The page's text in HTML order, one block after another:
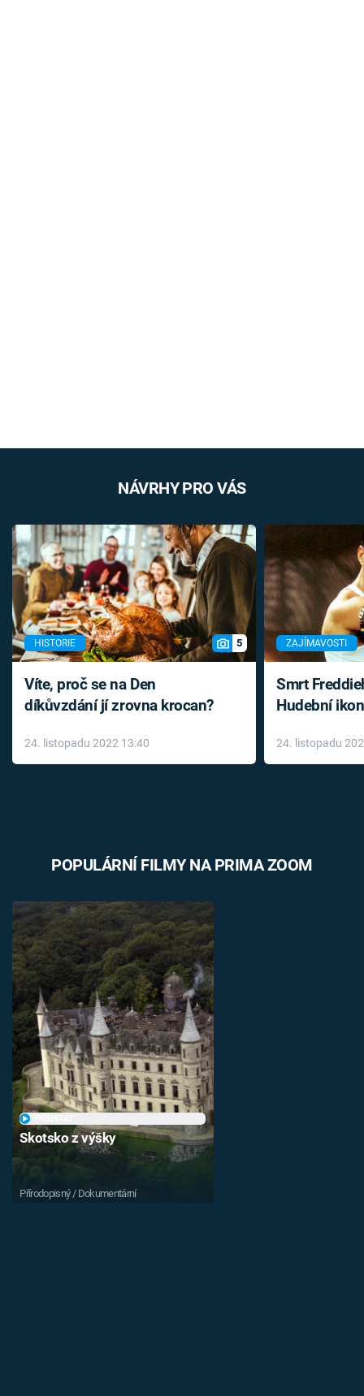
NÁVRHY PRO VÁS
HISTORIE 5
Víte, proč se na Den
díkůvzdání jí zrovna krocan?
24. listopadu 2022 13:40
ZAJÍMAVOSTI
Smrt
Hudební
léky
24. listopadu
POPULÁRNÍ FILMY NA PRIMA ZOOM
Skotsko z výšky
Přírodopisný / Dokumentární